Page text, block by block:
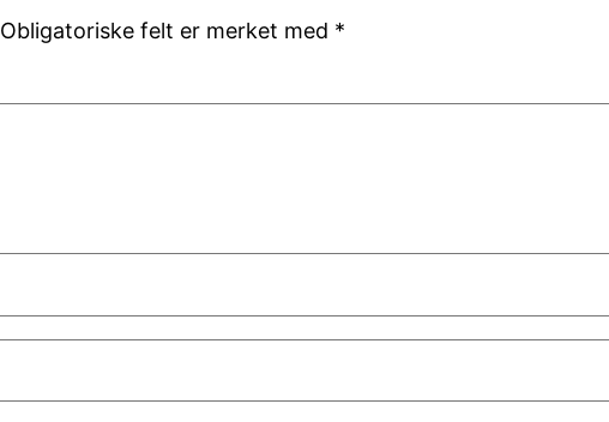
Obligatoriske felt er merket med *